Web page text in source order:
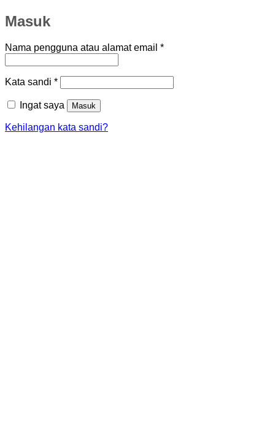
Masuk
Nama pengguna atau alamat email *Wajib
Kata sandi *Wajib
Ingat saya Masuk
Kehilangan kata sandi?